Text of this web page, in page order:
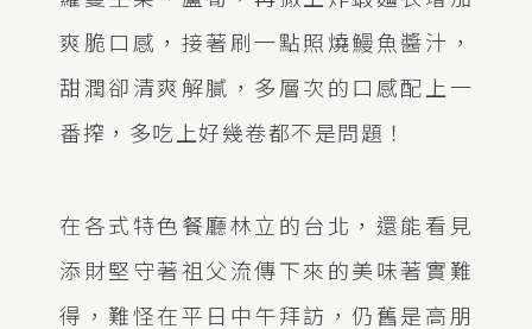
爽脆口感，接著刷一點照燒鰻魚醬汁，
甜潤卻清爽解膩，多層次的口感配上一
番搾，多吃上好幾卷都不是問題！
在各式特色餐廳林立的台北，還能看見
添財堅守著祖父流傳下來的美味著實難
得，難怪在平日中午拜訪，仍舊是高朋